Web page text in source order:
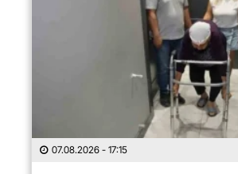
07.08.2026 - 17:15